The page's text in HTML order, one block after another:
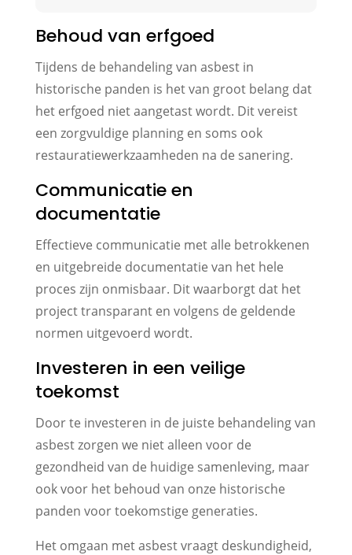
Behoud van erfgoed
Tijdens de behandeling van asbest in
historische panden is het van groot belang dat
het erfgoed niet aangetast wordt. Dit vereist
een zorgvuldige planning en soms ook
restauratiewerkzaamheden na de sanering.
Communicatie en
documentatie
Effectieve communicatie met alle betrokkenen
en uitgebreide documentatie van het hele
proces zijn onmisbaar. Dit waarborgt dat het
project transparant en volgens de geldende
normen uitgevoerd wordt.
Investeren in een veilige
toekomst
Door te investeren in de juiste behandeling van
asbest zorgen we niet alleen voor de
gezondheid van de huidige samenleving, maar
ook voor het behoud van onze historische
panden voor toekomstige generaties.
Het omgaan met asbest vraagt deskundigheid,